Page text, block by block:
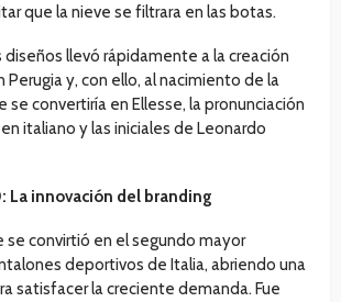
que la nieve se filtrara en las botas.
llevó rápidamente a la creación
Perugia y, con ello, al nacimiento de la
se convertiría en Ellesse, la pronunciación
italiano y las iniciales de Leonardo
La innovación del branding
se convirtió en el segundo mayor
deportivos de Italia, abriendo una
satisfacer la creciente demanda. Fue